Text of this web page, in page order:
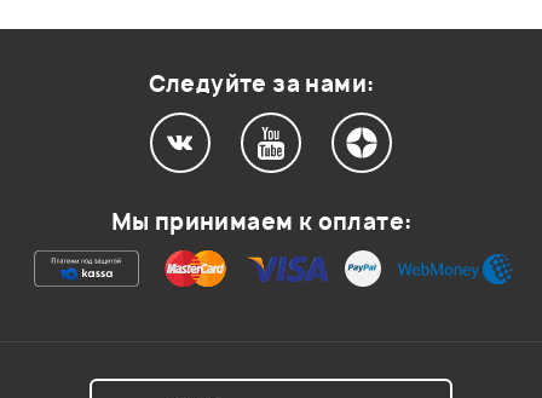
Ваша оценка:
Следуйте за нами:
Мы принимаем к оплате: